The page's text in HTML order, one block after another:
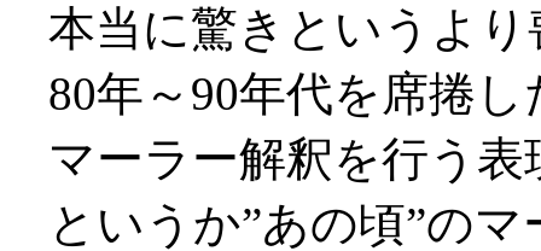
本当に驚きというよ
80年～90年代を席捲
マーラー解釈を行う
というか”あの頃”の